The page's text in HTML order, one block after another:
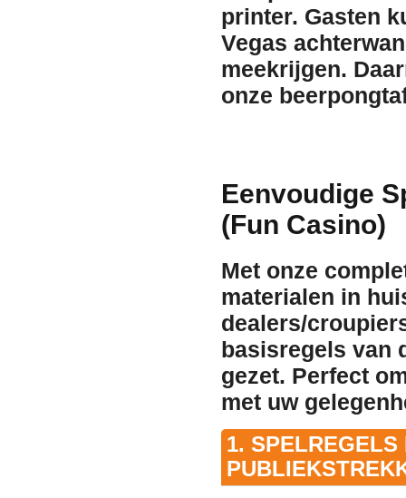
printer. Gasten
Vegas
meekrijgen.
onze
Eenvoudige
(Fun Casino)
Met onze
materialen in
dealers/
basisregels van
gezet. Perfect
met uw
1. SPELREGELS